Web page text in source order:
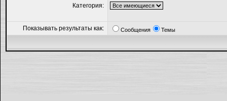
Категория:
Показывать результаты как: Сообщения Темы